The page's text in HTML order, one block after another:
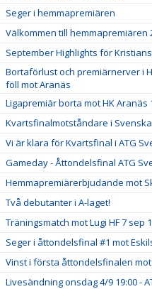
Seger i hemmapremiären
Välkommen till hemmapremiären
September Highlights för
Bortaförlust och premiärnerver i
föll mot Aranäs
Ligapremiär borta mot HK Aranäs
Kvartsfinalmotståndare i
Vi är klara för Kvartsfinal i ATG
Gameday - Åttondelsfinal ATG
Hemmapremiärerbjudande mot
Två debutanter i A-laget!
Träningsmatch mot Lugi HF 7 sep
Seger i åttondelsfinal #1 mot
Vinst i första åttondelsfinalen mot
Livesändning onsdag 4/9 19:00 -